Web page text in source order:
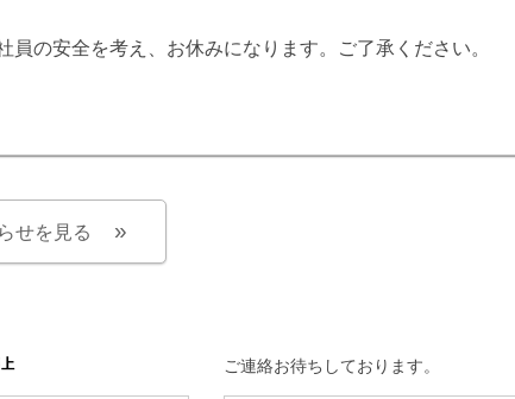
の安全を考え、お休みになります。ご了承ください。
せを見る
ご連絡お待ちしております。